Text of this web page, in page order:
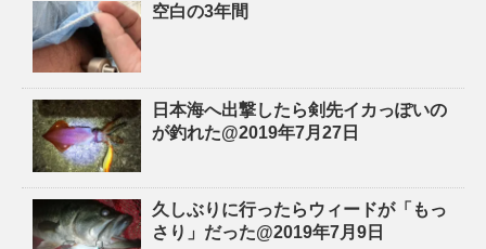
空白の3年間
日本海へ出撃したら剣先イカっぽいの
が釣れた@2019年7月27日
久しぶりに行ったらウィードが「もっ
さり」だった@2019年7月9日